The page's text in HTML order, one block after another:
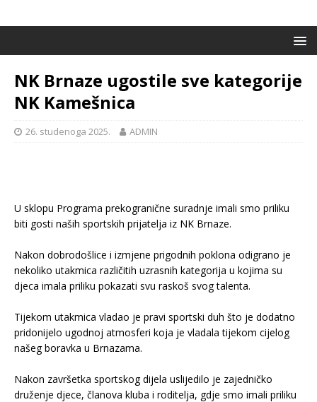
NK Brnaze ugostile sve kategorije
NK Kamešnica
26. studenoga 2025. ADMIN
U sklopu Programa prekogranične suradnje imali smo priliku
biti gosti naših sportskih prijatelja iz NK Brnaze.
Nakon dobrodošlice i izmjene prigodnih poklona odigrano je
nekoliko utakmica različitih uzrasnih kategorija u kojima su
djeca imala priliku pokazati svu raskoš svog talenta.
Tijekom utakmica vladao je pravi sportski duh što je dodatno
pridonijelo ugodnoj atmosferi koja je vladala tijekom cijelog
našeg boravka u Brnazama.
Nakon završetka sportskog dijela uslijedilo je zajedničko
druženje djece, članova kluba i roditelja, gdje smo imali priliku